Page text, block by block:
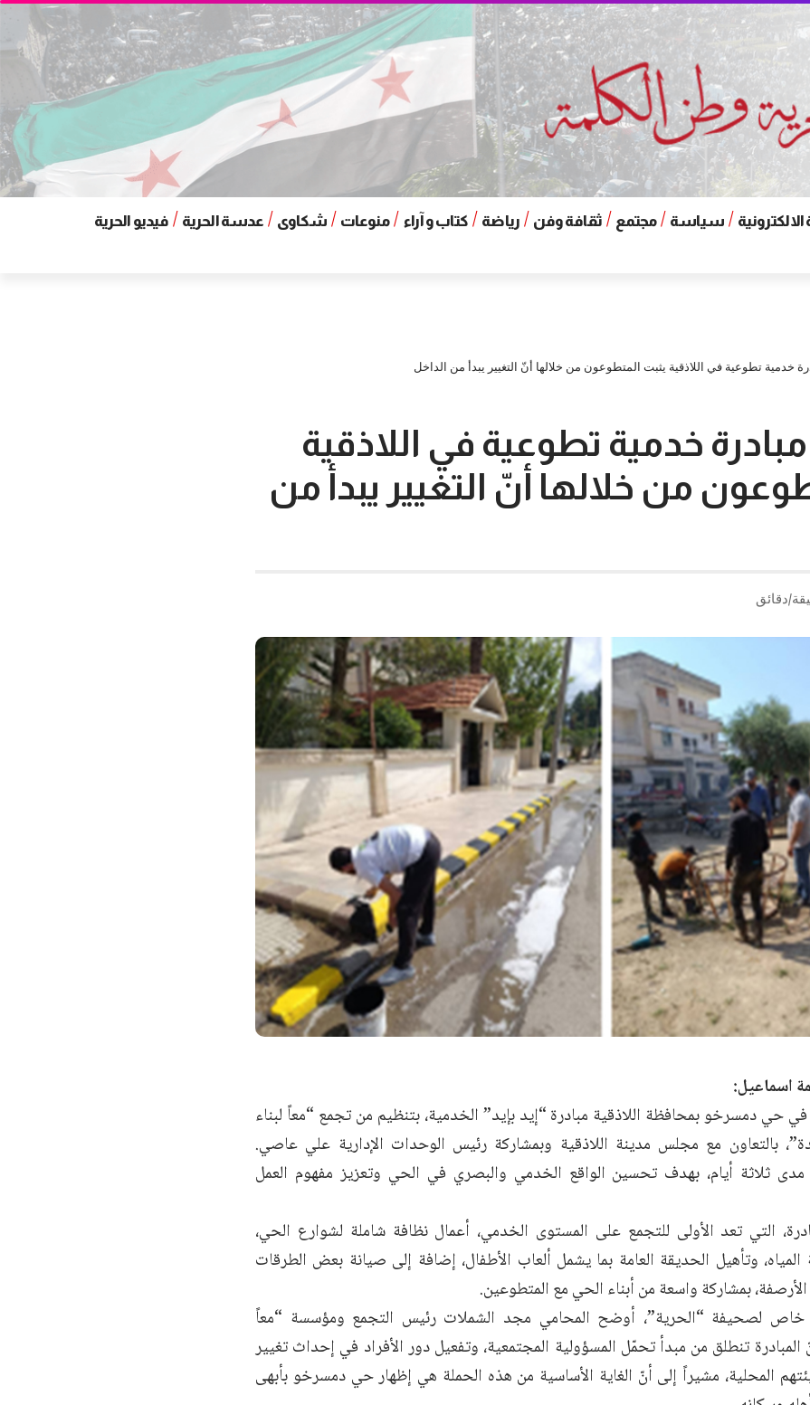
سياسة مجتمع ثقافة وفن رياضة كتاب و آراء منوعات شكاوى عدسة الحرية
فيديو الحرية
خدمية تطوعية في اللاذقية يثبت المتطوعون من خلالها أنّ التغيير يبدأ من الداخل
مبادرة خدمية تطوعية في اللاذقية
من خلالها أنّ التغيير يبدأ من
اسماعيل:
حي دمسرخو بمحافظة اللاذقية مبادرة “إيد بإيد” الخدمية، بتنظيم من تجمع “معاً لبناء
بالتعاون مع مجلس مدينة اللاذقية وبمشاركة رئيس الوحدات الإدارية علي عاصي.
ثلاثة أيام، بهدف تحسين الواقع الخدمي والبصري في الحي وتعزيز مفهوم العمل
التي تعد الأولى للتجمع على المستوى الخدمي، أعمال نظافة شاملة لشوارع الحي،
وتأهيل الحديقة العامة بما يشمل ألعاب الأطفال، إضافة إلى صيانة بعض الطرقات
بمشاركة واسعة من أبناء الحي مع المتطوعين.
لصحيفة “الحرية”، أوضح المحامي مجد الشملات رئيس التجمع ومؤسسة “معاً
المبادرة تنطلق من مبدأ تحمّل المسؤولية المجتمعية، وتفعيل دور الأفراد في إحداث تغيير
المحلية، مشيراً إلى أنّ الغاية الأساسية من هذه الحملة هي إظهار حي دمسرخو بأبهى